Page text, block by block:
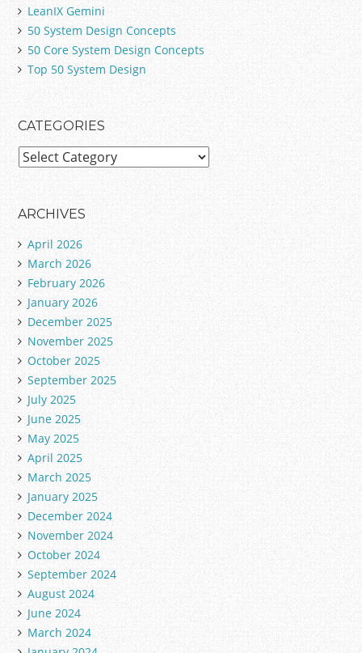
LeanIX Gemini
50 System Design Concepts
50 Core System Design Concepts
Top 50 System Design
CATEGORIES
C
e
o
r
i
e
s
ARCHIVES
April 2026
March 2026
February 2026
January 2026
December 2025
November 2025
October 2025
September 2025
July 2025
June 2025
May 2025
April 2025
March 2025
January 2025
December 2024
November 2024
October 2024
September 2024
August 2024
June 2024
March 2024